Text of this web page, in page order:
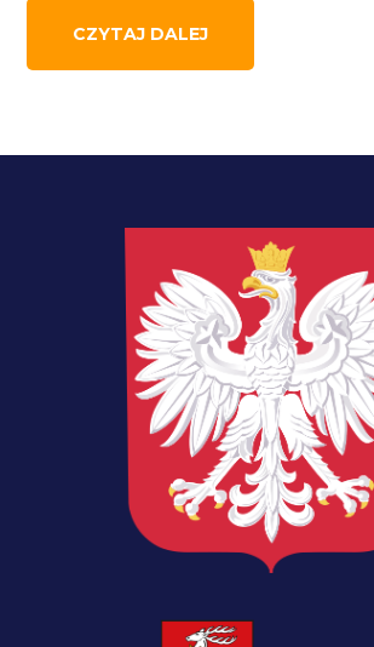
CZYTAJ DALEJ